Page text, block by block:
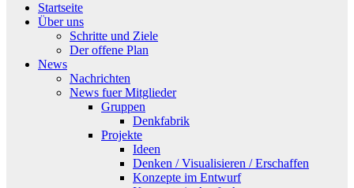
Startseite
Über uns
Schritte und Ziele
Der offene Plan
News
Nachrichten
News fuer Mitglieder
Gruppen
Denkfabrik
Projekte
Ideen
Denken / Visualisieren / Erschaffen
Konzepte im Entwurf